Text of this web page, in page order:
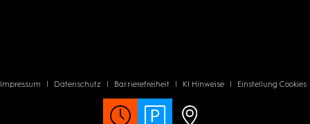
Impressum Datenschutz Barrierefreiheit KI Hinweise Einstellung Cookies
© 2026 EAST SIDE MALL